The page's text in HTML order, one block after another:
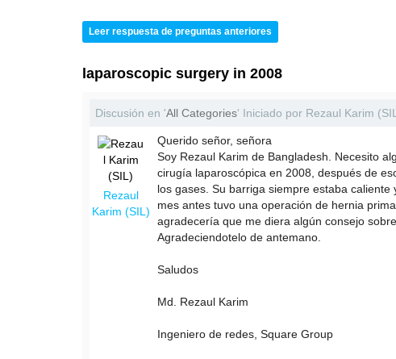
Leer respuesta de preguntas anteriores
laparoscopic surgery in 2008
Discusión en 'All Categories' Iniciado por Rezaul Karim
Rezaul
Karim (SIL)
Querido señor, señora
Soy Rezaul Karim de Bangladesh. Necesito
cirugía laparoscópica en 2008, después de
los gases. Su barriga siempre estaba
mes antes tuvo una operación de hernia
agradecería que me diera algún consejo
Agradeciendotelo de antemano.
Saludos
Md. Rezaul Karim
Ingeniero de redes, Square Group